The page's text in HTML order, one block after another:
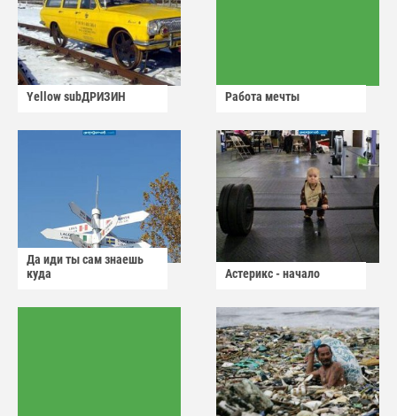
Yellow subДРИЗИН Работа мечты
Да иди ты сам знаешь
куда
Астерикс - начало